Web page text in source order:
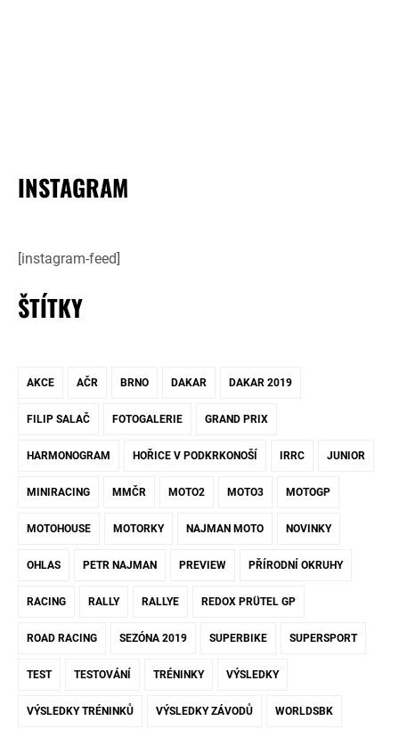
INSTAGRAM
[instagram-feed]
ŠTÍTKY
AKCE AČR BRNO DAKAR DAKAR 2019
FILIP SALAČ FOTOGALERIE GRAND PRIX
HARMONOGRAM HOŘICE V PODKRKONOŠÍ IRRC JUNIOR
MINIRACING MMČR MOTO2 MOTO3 MOTOGP
MOTOHOUSE MOTORKY NAJMAN MOTO NOVINKY
OHLAS PETR NAJMAN PREVIEW PŘÍRODNÍ OKRUHY
RACING RALLY RALLYE REDOX PRÜTEL GP
ROAD RACING SEZÓNA 2019 SUPERBIKE SUPERSPORT
TEST TESTOVÁNÍ TRÉNINKY VÝSLEDKY
VÝSLEDKY TRÉNINKŮ VÝSLEDKY ZÁVODŮ WORLDSBK